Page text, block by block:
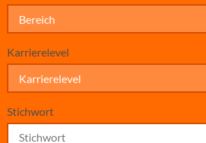
Bereich
Karrierelevel
Karrierelevel
Stichwort